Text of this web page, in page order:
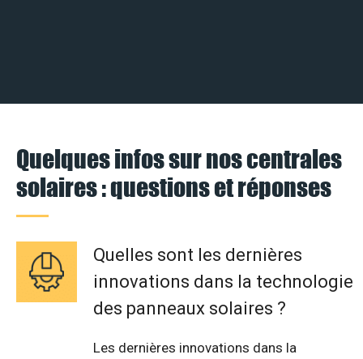
Quelques infos sur nos centrales
solaires : questions et réponses
Quelles sont les dernières
innovations dans la technologie
des panneaux solaires ?
Les dernières innovations dans la